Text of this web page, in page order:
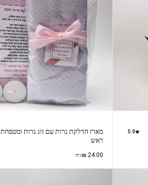
5.0
מארז הדלקת נרות עם זוג נרות ומטפחת
ראש
₪24.00 /יח